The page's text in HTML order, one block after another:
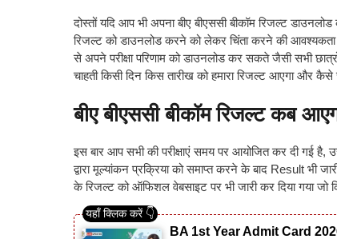
दोस्तों यदि आप भी अपना बीए बीएससी बीकॉम रिजल्ट
रिजल्ट को डाउनलोड करने को लेकर चिंता करने की आवश्यकता
से अपने परीक्षा परिणाम को डाउनलोड कर सकते जैसी सभी
चाहती किसी दिन किस तारीख को हमारा रिजल्ट आएगा और
बीए बीएससी बीकॉम रिजल्ट कब
इस बार आप सभी की परीक्षाएं समय पर आयोजित कर दी गई है,
द्वारा मूल्यांकन प्रक्रिया को समाप्त करने के बाद Result भी
के रिजल्ट को ऑफिशल वेबसाइट पर भी जारी कर दिया गया
BA 1st Year Admit Card